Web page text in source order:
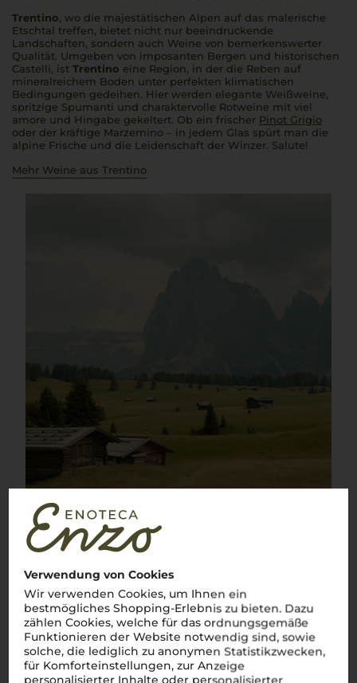
Verwendung von Cookies
Wir verwenden Cookies, um Ihnen ein
bestmögliches Shopping-Erlebnis zu bieten. Dazu
zählen Cookies, welche für das ordnungsgemäße
Funktionieren der Website notwendig sind, sowie
solche, die lediglich zu anonymen Statistikzwecken,
für Komforteinstellungen, zur Anzeige
Trentino, wo die majestätischen Alpen auf das malerische
Etschtal treffen, bietet nicht nur beeindruckende
Landschaften, sondern auch Weine von bemerkenswerter
Qualität. Umgeben von imposanten Bergen und historischen
Castelli, ist Trentino eine Region, in der die Reben auf
mineralreichem Boden unter perfekten klimatischen
Bedingungen gedeihen. Hier werden elegante Weißweine,
spritzige Spumanti und charaktervolle Rotweine mit viel
amore und Hingabe gekeltert. Ob ein frischer Pinot Grigio
oder der kräftige Marzemino – in jedem Glas spürt man die
alpine Frische und die Leidenschaft der Winzer. Salute!
Mehr Weine aus Trentino
Über die Rebsorte
Chardonnay